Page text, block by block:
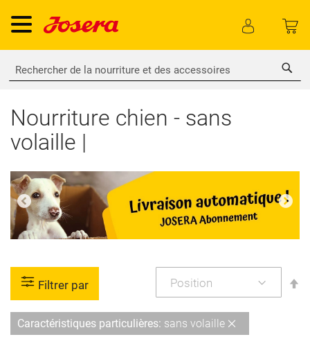
Nourriture chien - sans
volaille |
Caractéristiques particulières sans volaille
cet
Filtrer par